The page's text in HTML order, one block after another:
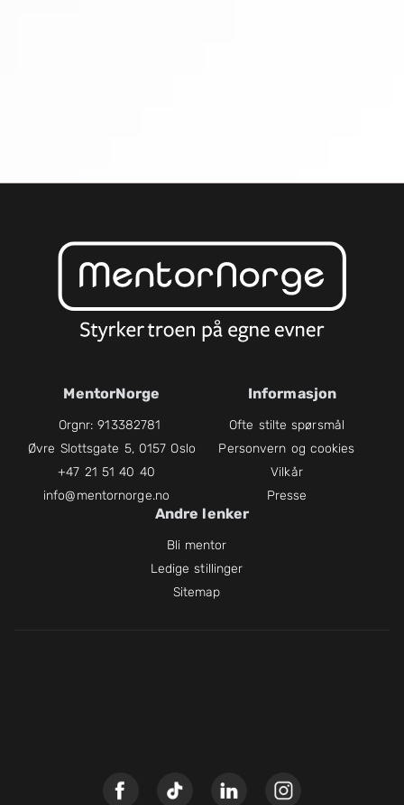
MentorNorge
Orgnr: 913382781
Øvre Slottsgate 5, 0157 Oslo
+47 21 51 40 40
info@mentornorge.no
Informasjon
Ofte stilte spørsmål
Personvern og cookies
Vilkår
Presse
Andre lenker
Bli mentor
Ledige stillinger
Sitemap